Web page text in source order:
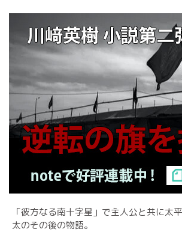
「彼方なる南十字星」で主人公と共に太
太のその後の物語。